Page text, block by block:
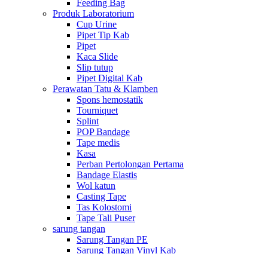
Feeding Bag
Produk Laboratorium
Cup Urine
Pipet Tip Kab
Pipet
Kaca Slide
Slip tutup
Pipet Digital Kab
Perawatan Tatu & Klamben
Spons hemostatik
Tourniquet
Splint
POP Bandage
Tape medis
Kasa
Perban Pertolongan Pertama
Bandage Elastis
Wol katun
Casting Tape
Tas Kolostomi
Tape Tali Puser
sarung tangan
Sarung Tangan PE
Sarung Tangan Vinyl Kab